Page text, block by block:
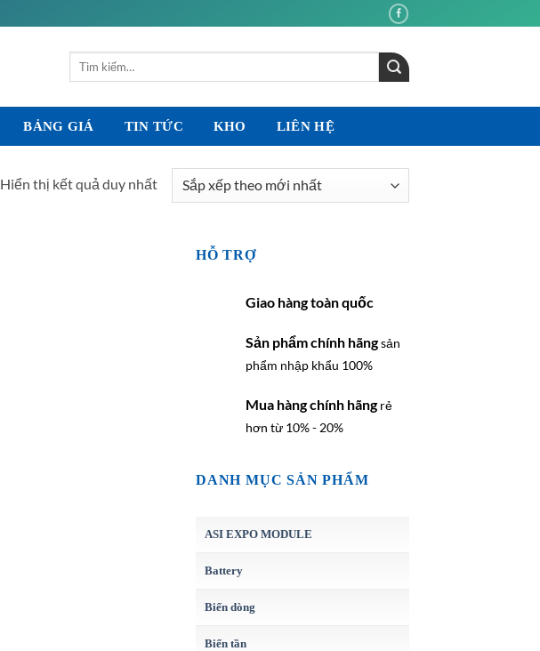
Tìm
BẢNG GIÁ TIN TỨC KHO LIÊN HỆ
Hiển thị kết quả duy nhất
HỖ TRỢ
Giao hàng toàn quốc
Sản phẩm chính hãngsản
phẩm nhập khẩu 100%
Mua hàng chính hãng rẻ
hơn từ 10% - 20%
DANH MỤC SẢN PHẨM
ASI EXPO MODULE
Battery
Biến dòng
Biến tần